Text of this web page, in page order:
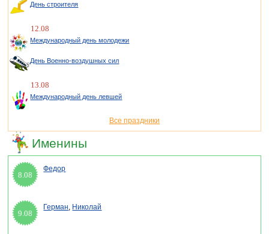
День строителя
12.08
Международный день молодежи
День Военно-воздушных сил
13.08
Международный день левшей
Все праздники
Именины
8.08
Федор
9.08
Герман, Николай